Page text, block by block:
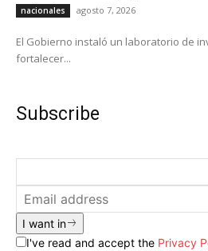
nacionales agosto 7, 2026
El Gobierno instaló un laboratorio de
fortalecer...
Subscribe
I want in
I've read and accept the Privacy